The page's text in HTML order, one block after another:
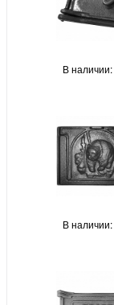
В наличии:
В наличии: